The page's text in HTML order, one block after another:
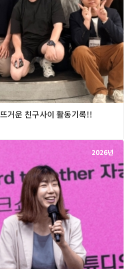
거운 친구사이 활동기록!!
2026년